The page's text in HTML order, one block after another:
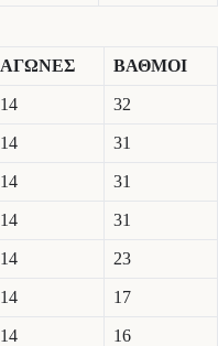
ΑΓΩΝΕΣ ΒΑΘΜΟΙ
14 32
14 31
14 31
14 31
14 23
14 17
14 16